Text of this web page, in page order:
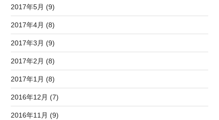
2017年5月 (9)
2017年4月 (8)
2017年3月 (9)
2017年2月 (8)
2017年1月 (8)
2016年12月 (7)
2016年11月 (9)